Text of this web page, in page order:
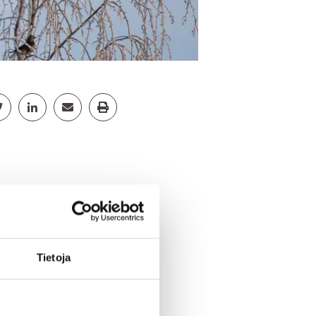
Tietoja
TwitterJaa LinkedinJaa EmailJaa Print
tammi-